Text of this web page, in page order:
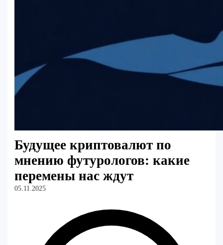
Будущее криптовалют по
мнению футурологов: какие
перемены нас ждут
05.11.2025